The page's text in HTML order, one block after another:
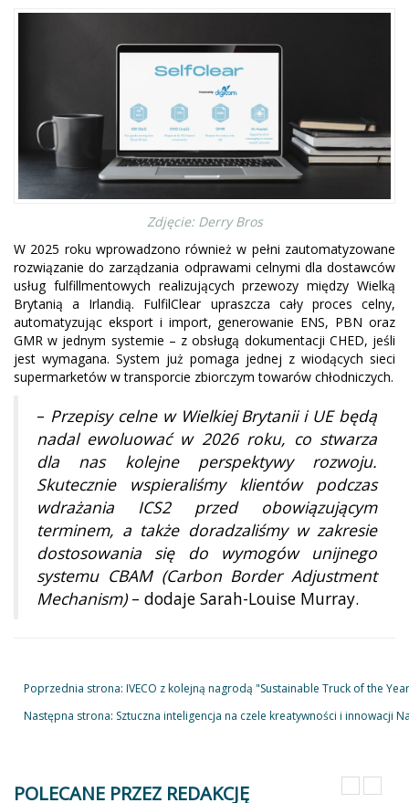
Zdjęcie: Derry Bros
W 2025 roku wprowadzono również w pełni zautomatyzowane
rozwiązanie do zarządzania odprawami celnymi dla dostawców
usług fulfillmentowych realizujących przewozy między Wielką
Brytanią a Irlandią. FulfilClear upraszcza cały proces celny,
automatyzując eksport i import, generowanie ENS, PBN oraz
GMR w jednym systemie – z obsługą dokumentacji CHED, jeśli
jest wymagana. System już pomaga jednej z wiodących sieci
supermarketów w transporcie zbiorczym towarów chłodniczych.
– Przepisy celne w Wielkiej Brytanii i UE będą
nadal ewoluować w 2026 roku, co stwarza
dla nas kolejne perspektywy rozwoju.
Skutecznie wspieraliśmy klientów podczas
wdrażania ICS2 przed obowiązującym
terminem, a także doradzaliśmy w zakresie
dostosowania się do wymogów unijnego
systemu CBAM (Carbon Border Adjustment
Mechanism)– dodaje Sarah-Louise Murray.
Poprzednia strona: IVECO z kolejną nagrodą "Sustainable Truck of the
Następna strona: Sztuczna inteligencja na czele kreatywności i innowacji
POLECANE PRZEZ REDAKCJĘ